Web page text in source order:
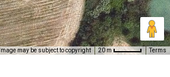
Image may be subject to copyright 20 m Terms